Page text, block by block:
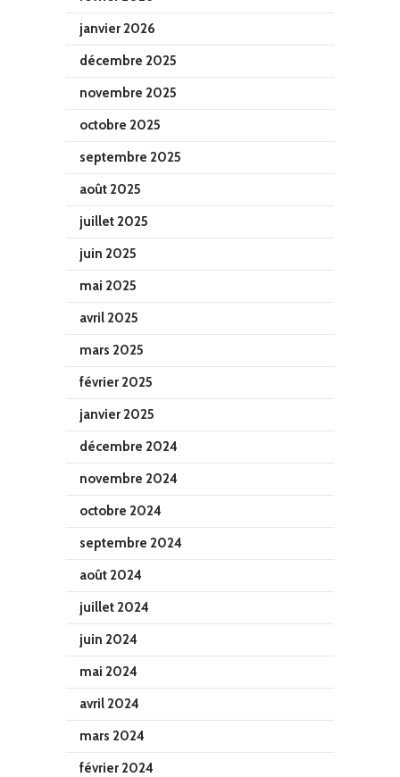
janvier 2026
décembre 2025
novembre 2025
octobre 2025
septembre 2025
août 2025
juillet 2025
juin 2025
mai 2025
avril 2025
mars 2025
février 2025
janvier 2025
décembre 2024
novembre 2024
octobre 2024
septembre 2024
août 2024
juillet 2024
juin 2024
mai 2024
avril 2024
mars 2024
février 2024